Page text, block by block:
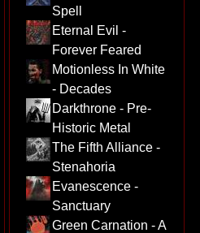
Spell
Eternal Evil -
Forever Feared
Motionless In White
- Decades
Darkthrone - Pre-
Historic Metal
The Fifth Alliance -
Stenahoria
Evanescence -
Sanctuary
Green Carnation - A